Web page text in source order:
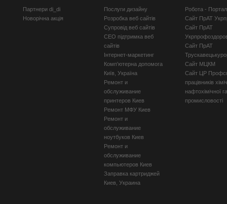
Партнери di_di
Новорічна акція
Послуги дизайну
Розробка веб сайтів
Супровід веб сайтів
СЕО підтримка веб
сайтів
Інтернет-маркетинг
Комп'ютерна допомога
Київ, Україна
Ремонт и
обслуживание
принтеров Киев
Ремонт МФУ Киев
Ремонт и
обслуживание
ноутбуков Киев
Ремонт и
обслуживание
компьютеров Киев
Заправка картриджей
Киев, Украина
Робота -
Сайт ПрАТ
Сайт ПрАТ
Сайт ПрАТ
Сайт МЦКМ
Сайт ЦР
працівників
нафтохімічної
промисловості